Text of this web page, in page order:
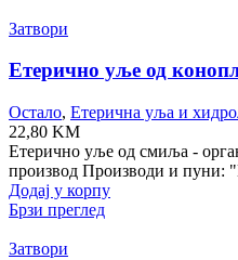
Затвори
Етерично уље од
Остало, Етерична уља и
22,80 KM
Етерично уље од смиља -
производ Производи и пуни:
Додај у корпу
Брзи преглед
Затвори